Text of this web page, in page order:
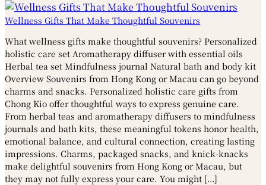
Wellness Gifts That Make Thoughtful Souvenirs
What wellness gifts make thoughtful souvenirs? Personalized
holistic care set Aromatherapy diffuser with essential oils
Herbal tea set Mindfulness journal Natural bath and body kit
Overview Souvenirs from Hong Kong or Macau can go beyond
charms and snacks. Personalized holistic care gifts from
Chong Kio offer thoughtful ways to express genuine care.
From herbal teas and aromatherapy diffusers to mindfulness
journals and bath kits, these meaningful tokens honor health,
emotional balance, and cultural connection, creating lasting
impressions. Charms, packaged snacks, and knick-knacks
make delightful souvenirs from Hong Kong or Macau, but
they may not fully express your care. You might […]